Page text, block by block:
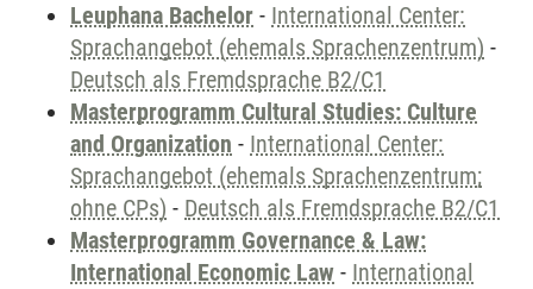
Leuphana Bachelor - International Center:
Sprachangebot (ehemals Sprachenzentrum) -
Deutsch als Fremdsprache B2/C1
Masterprogramm Cultural Studies: Culture
and Organization - International Center:
Sprachangebot (ehemals Sprachenzentrum;
ohne CPs) - Deutsch als Fremdsprache B2/C1
Masterprogramm Governance & Law:
International Economic Law - International